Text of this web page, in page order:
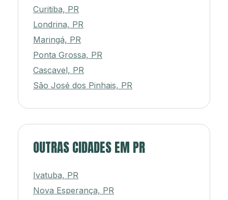
Curitiba, PR
Londrina, PR
Maringá, PR
Ponta Grossa, PR
Cascavel, PR
São José dos Pinhais, PR
OUTRAS CIDADES EM PR
Ivatuba, PR
Nova Esperança, PR